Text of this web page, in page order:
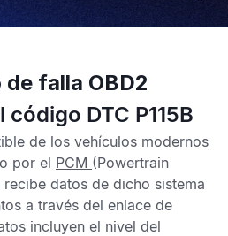
de falla OBD2
DTC P115B
de los vehículos modernos
por el PCM (Powertrain
datos de dicho sistema
a través del enlace de
incluyen el nivel del